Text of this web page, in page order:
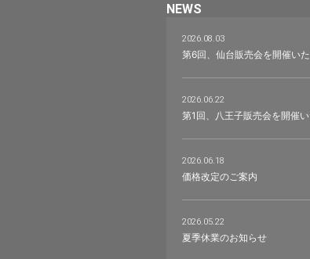
NEWS
2026.08.03
第6回、仙台販売会を開催いた
2026.06.22
第1回、八王子販売会を開催い
2026.06.18
価格改定のご案内
2026.05.22
夏季休業のお知らせ